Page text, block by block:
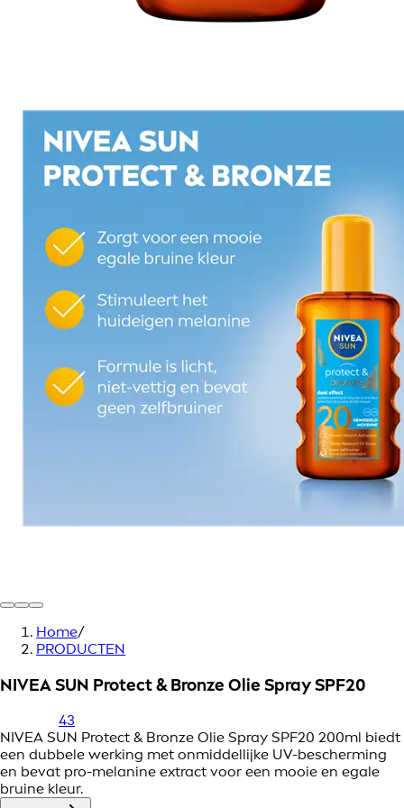
Home/
PRODUCTEN
NIVEA SUN Protect & Bronze Olie Spray SPF20
43
NIVEA SUN Protect & Bronze Olie Spray SPF20 200ml biedt
een dubbele werking met onmiddellijke UV-bescherming
en bevat pro-melanine extract voor een mooie en egale
bruine kleur.